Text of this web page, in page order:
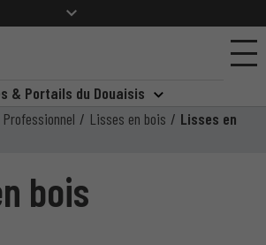
& Portails du Douaisis
Professionnel / Lisses en bois / Lisses en
bois